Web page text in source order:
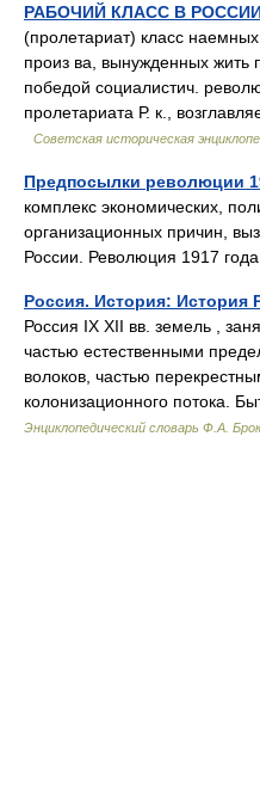
РАБОЧИЙ КЛАСС В
(пролетариат) класс
произ ва, вынужденных
победой социалистич.
пролетариата Р. к.,
Советская историческая
Предпосылки революции
комплекс экономических,
организационных причин,
России. Революция 1917
Россия. История: История
Россия IX XII вв. земель ,
частью естественными
волоков, частью
колонизационного потока.
Энциклопедический словарь Ф.А.